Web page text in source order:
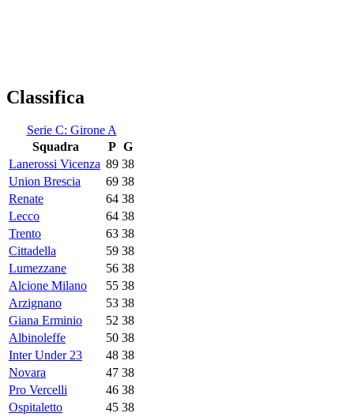
Classifica
Serie C: Girone A
Squadra
P G
Lanerossi Vicenza 89 38
Union Brescia
69 38
Renate
64 38
Lecco
64 38
Trento
63 38
Cittadella
59 38
Lumezzane
56 38
Alcione Milano
55 38
Arzignano
53 38
Giana Erminio
52 38
Albinoleffe
50 38
Inter Under 23
48 38
Novara
47 38
Pro Vercelli
46 38
Ospitaletto
45 38